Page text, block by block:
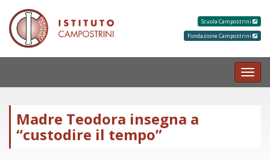
Scuola Campostrini
Fondazione Campostrini
Madre Teodora insegna a
“custodire il tempo”